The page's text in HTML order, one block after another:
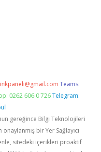
Teams:
0262 606 0 726 Telegram:
gereğince Bilgi Teknolojileri
bir Yer Sağlayıcı
sitedeki içerikleri proaktif